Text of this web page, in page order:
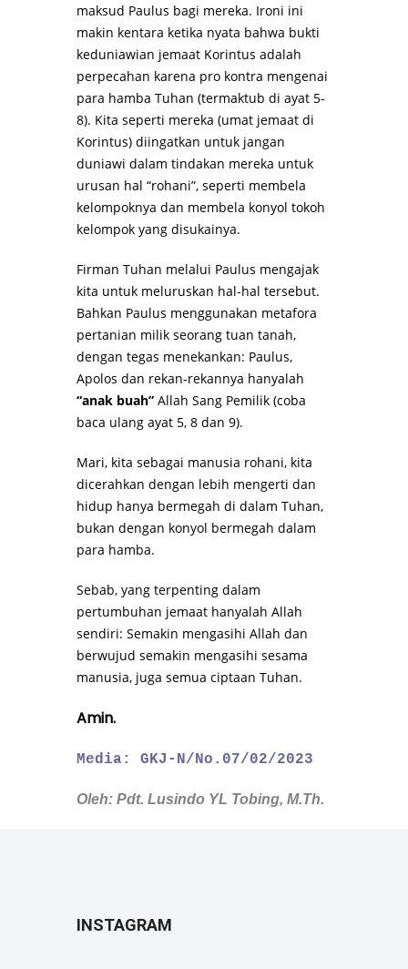
maksud Paulus bagi mereka. Ironi ini
makin kentara ketika nyata bahwa bukti
keduniawian jemaat Korintus adalah
perpecahan karena pro kontra mengenai
para hamba Tuhan (termaktub di ayat 5-
8). Kita seperti mereka (umat jemaat di
Korintus) diingatkan untuk jangan
duniawi dalam tindakan mereka untuk
urusan hal “rohani”, seperti membela
kelompoknya dan membela konyol tokoh
kelompok yang disukainya.
Firman Tuhan melalui Paulus mengajak
kita untuk meluruskan hal-hal tersebut.
Bahkan Paulus menggunakan metafora
pertanian milik seorang tuan tanah,
dengan tegas menekankan: Paulus,
Apolos dan rekan-rekannya hanyalah
“anak buah” Allah Sang Pemilik (coba
baca ulang ayat 5, 8 dan 9).
Mari, kita sebagai manusia rohani, kita
dicerahkan dengan lebih mengerti dan
hidup hanya bermegah di dalam Tuhan,
bukan dengan konyol bermegah dalam
para hamba.
Sebab, yang terpenting dalam
pertumbuhan jemaat hanyalah Allah
sendiri: Semakin mengasihi Allah dan
berwujud semakin mengasihi sesama
manusia, juga semua ciptaan Tuhan.
Amin.
Media: GKJ-N/No.07/02/2023
Oleh: Pdt. Lusindo YL Tobing, M.Th.
INSTAGRAM